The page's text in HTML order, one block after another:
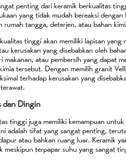
penting dari keramik berkualitas
yang tidak mudah bereaksi
rumah tangga, deterjen, atau bahan
tinggi akan memiliki lapisan
kerusakan yang disebabkan oleh
makanan, atau pembersih yang dapat
tersebut. Dengan memilih granit
terhadap kerusakan yang
dan Dingin
tinggi juga memiliki kemampuan
adalah sifat yang sangat penting,
atau bahkan ruang luar. Keramik
meskipun terpapar suhu yang sangat